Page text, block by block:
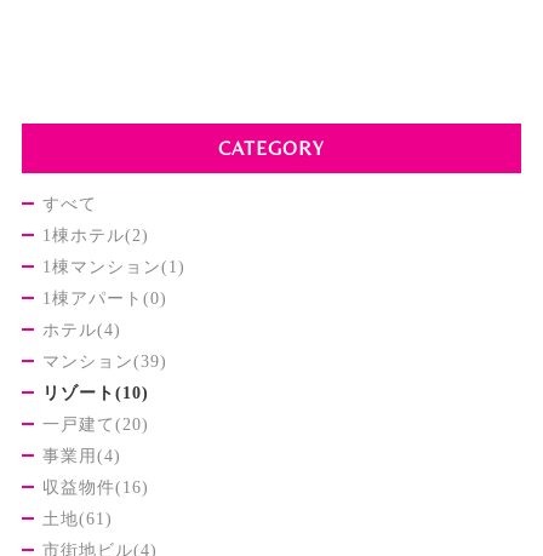
CATEGORY
すべて
1棟ホテル(2)
1棟マンション(1)
1棟アパート(0)
ホテル(4)
マンション(39)
リゾート(10)
一戸建て(20)
事業用(4)
収益物件(16)
土地(61)
市街地ビル(4)